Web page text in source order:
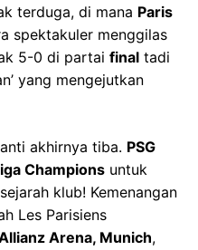
terduga, di mana Paris
spektakuler menggilas
5-0 di partai final tadi
yang mengejutkan
akhirnya tiba. PSG
Champions untuk
klub! Kemenangan
Les Parisiens
Arena, Munich,